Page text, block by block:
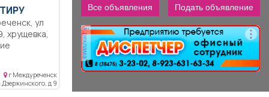
на
и
и
не
г Междуреченск
Дзержинского, д 9
Все объявления
Подать объявление
реклама